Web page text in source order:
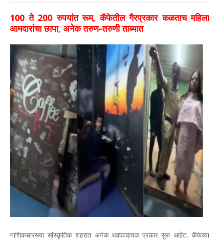
100 ते 200 रुपयांत रूम, कॅफेतील गैरप्रकार कळताच महिला
आमदारांचा छापा, अनेक तरुण-तरुणी ताब्यात
नाशिकसारख्या सांस्कृतिक शहरात अनेक धक्कादायक प्रकार सुरु आहेत. कॅफेच्या